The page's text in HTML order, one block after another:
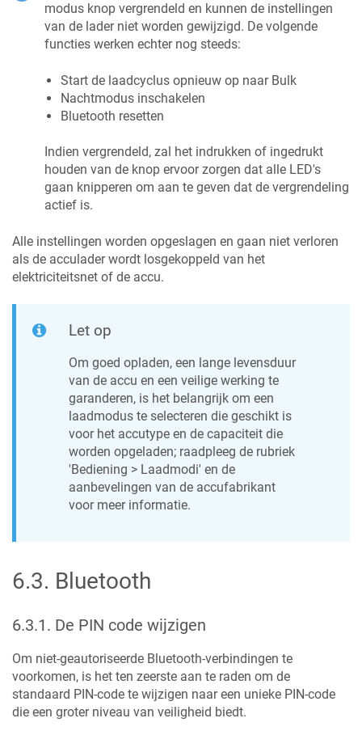
modus knop vergrendeld en kunnen de instellingen
van de lader niet worden gewijzigd. De volgende
functies werken echter nog steeds:
Start de laadcyclus opnieuw op naar Bulk
Nachtmodus inschakelen
Bluetooth resetten
Indien vergrendeld, zal het indrukken of ingedrukt
houden van de knop ervoor zorgen dat alle LED's
gaan knipperen om aan te geven dat de vergrendeling
actief is.
Alle instellingen worden opgeslagen en gaan niet verloren
als de acculader wordt losgekoppeld van het
elektriciteitsnet of de accu.
Let op
Om goed opladen, een lange levensduur
van de accu en een veilige werking te
garanderen, is het belangrijk om een
laadmodus te selecteren die geschikt is
voor het accutype en de capaciteit die
worden opgeladen; raadpleeg de rubriek
'Bediening > Laadmodi' en de
aanbevelingen van de accufabrikant
voor meer informatie.
6.3. Bluetooth
6.3.1 . De PIN code wijzigen
Om niet-geautoriseerde Bluetooth-verbindingen te
voorkomen, is het ten zeerste aan te raden om de
standaard PIN-code te wijzigen naar een unieke PIN-code
die een groter niveau van veiligheid biedt.